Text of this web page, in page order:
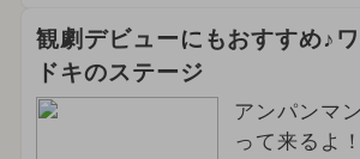
観劇デビューにもおすすめ♪
ドキのステージ
アンパンマ
って来るよ